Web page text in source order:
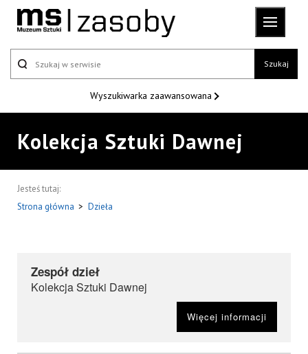
Szukaj
Wyszukiwarka zaawansowana
Kolekcja Sztuki Dawnej
Jesteś tutaj:
Strona główna > Dzieła
Zespół dzieł
Kolekcja Sztuki Dawnej
Więcej informacji